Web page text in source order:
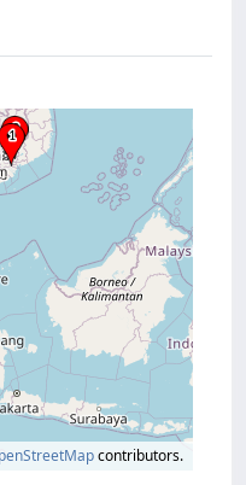
contributors.